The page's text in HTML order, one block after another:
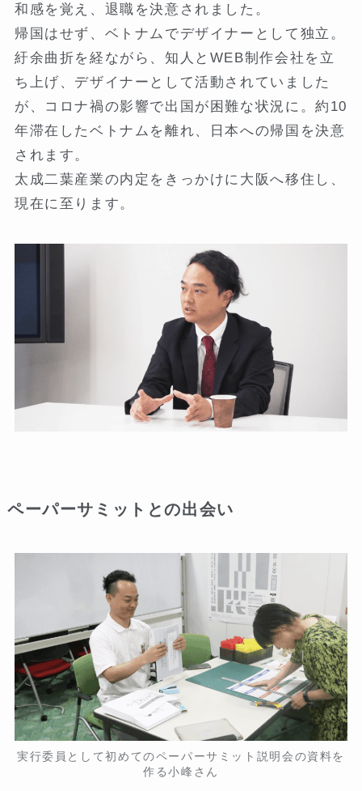
和感を覚え、退職を決意されました。
帰国はせず、ベトナムでデザイナーとして独立。
紆余曲折を経ながら、知人とWEB制作会社を立
ち上げ、デザイナーとして活動されていました
が、コロナ禍の影響で出国が困難な状況に。約10
年滞在したベトナムを離れ、日本への帰国を決意
されます。
太成二葉産業の内定をきっかけに大阪へ移住し、
現在に至ります。
ペーパーサミットとの出会い
実行委員として初めてのペーパーサミット説明会の資料を
作る小峰さん